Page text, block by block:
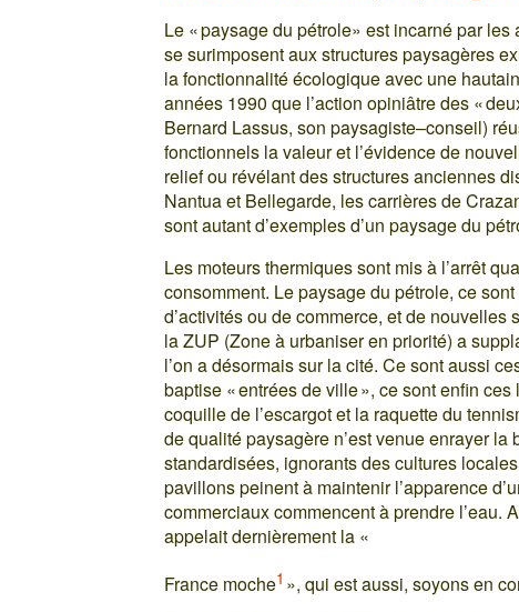
Le « paysage du pétrole» est incarné par
se surimposent aux structures paysagères
la fonctionnalité écologique avec une
années 1990 que l’action opiniâtre des «
Bernard Lassus, son paysagiste–conseil)
fonctionnels la valeur et l’évidence de
relief ou révélant des structures anciennes
Nantua et Bellegarde, les carrières de
sont autant d’exemples d’un paysage du
Les moteurs thermiques sont mis à l’arrêt
consomment. Le paysage du pétrole, ce
d’activités ou de commerce, et de
la ZUP (Zone à urbaniser en priorité) a
l’on a désormais sur la cité. Ce sont aussi
baptise « entrées de ville », ce sont enfin
coquille de l’escargot et la raquette du
de qualité paysagère n’est venue enrayer
standardisées, ignorants des cultures
pavillons peinent à maintenir l’apparence
commerciaux commencent à prendre l’eau.
appelait dernièrement la «
France moche1 », qui est aussi, soyons en